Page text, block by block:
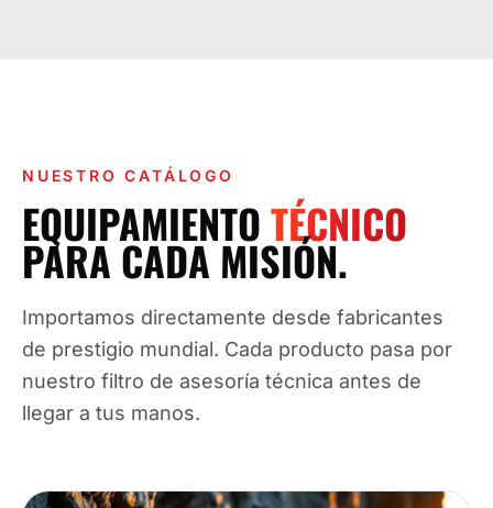
NUESTRO CATÁLOGO
EQUIPAMIENTOTÉCNICO
PARA CADA MISIÓN.
Importamos directamente desde fabricantes
de prestigio mundial. Cada producto pasa por
nuestro filtro de asesoría técnica antes de
llegar a tus manos.